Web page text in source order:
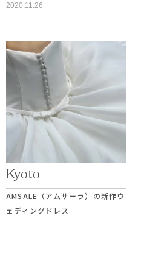
2020.11.26
Kyoto
AMSALE（アムサーラ）の新作ウ
ェディングドレス